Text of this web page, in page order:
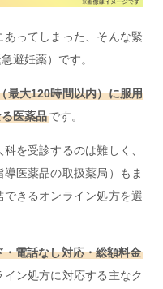
ってしまった、そんな緊
避妊薬）です。
最大120時間以内）に服用
医薬品です。
を受診するのは難しく、
医薬品の取扱薬局）もま
きるオンライン処方を選
電話なし対応・総額料金
ン処方に対応する主なク